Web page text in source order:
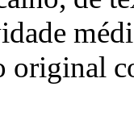
original